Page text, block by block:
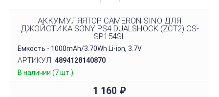
АККУМУЛЯЯТОР CAMERON SINO ДЛЯ
ДЖОЙСТИКА SONY PS4 DUALSHOCK (ZCT2) CS-
SP154SL
Емкость - 1000mAh/3.70Wh Li-ion, 3.7V
АРТИКУЛ: 4894128140870
В наличии (7 шт.)
1 160 ₽